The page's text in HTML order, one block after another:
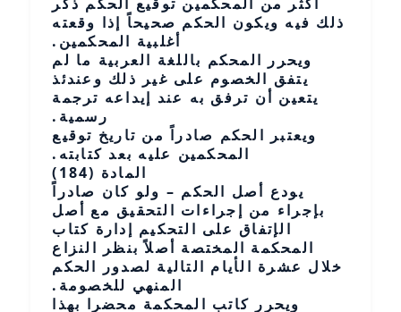
ذلك فيه ويكون الحكم صحيحاً إذا وقعته
أغلبية المحكمين.
ويحرر المحكم باللغة العربية ما لم
يتفق الخصوم على غير ذلك وعندئذ
يتعين أن ترفق به عند إيداعه ترجمة
رسمية.
ويعتبر الحكم صادراً من تاريخ توقيع
المحكمين عليه بعد كتابته.
المادة (184)
يودع أصل الحكم – ولو كان صادراً
بإجراء من إجراءات التحقيق مع أصل
الإتفاق على التحكيم إدارة كتاب
المحكمة المختصة أصلاً بنظر النزاع
خلال عشرة الأيام التالية لصدور الحكم
المنهي للخصومة.
ويحرر كاتب المحكمة محضرا بهذا